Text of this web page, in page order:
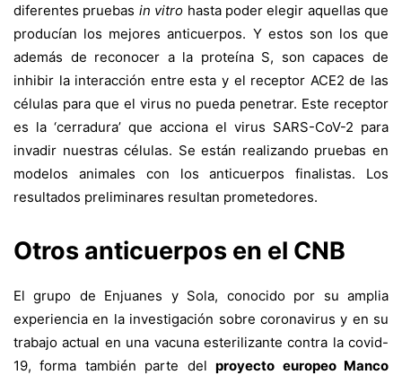
diferentes pruebas in vitro hasta poder elegir aquellas que
producían los mejores anticuerpos. Y estos son los que
además de reconocer a la proteína S, son capaces de
inhibir la interacción entre esta y el receptor ACE2 de las
células para que el virus no pueda penetrar. Este receptor
es la ‘cerradura’ que acciona el virus SARS-CoV-2 para
invadir nuestras células. Se están realizando pruebas en
modelos animales con los anticuerpos finalistas. Los
resultados preliminares resultan prometedores.
Otros anticuerpos en el CNB
El grupo de Enjuanes y Sola, conocido por su amplia
experiencia en la investigación sobre coronavirus y en su
trabajo actual en una vacuna esterilizante contra la covid-
19, forma también parte delproyecto europeo Manco